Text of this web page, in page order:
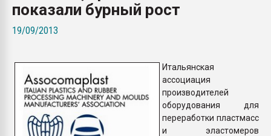
показали бурный рост
19/09/2013
Итальянская
ассоциация
производителей
оборудования для
переработки пластмасс
и эластомеров